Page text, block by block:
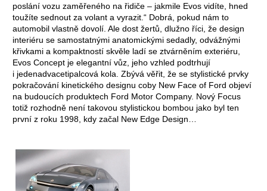
poslání vozu zaměřeného na řidiče – jakmile Evos vidíte, hned
toužíte sednout za volant a vy­razit.“ Dobrá, pokud nám to
automobil vlastně dovolí. Ale dost žertů, dlužno říci, že design
interiéru se samostatnými anatomickými ­sedadly, odvážnými
křivkami a kompaktností skvěle ladí se ztvárněním exteriéru,
Evos Concept je elegantní vůz, jeho vzhled podtrhují
i jedenadvacetipalcová kola. Zbývá věřit, že se stylistické prvky
pokračování kinetického designu coby New Face of Ford objeví
na budoucích produktech Ford Motor Company. Nový Focus
totiž rozhodně není takovou stylistickou bombou jako byl ten
první z roku 1998, kdy začal New Edge Design…